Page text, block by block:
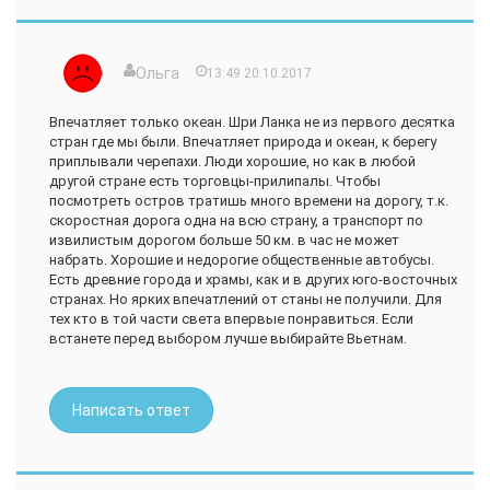
неприятные моменты и негатив, то могу сказать, что
выдающихся мест не слишком много, стоит посетить гору
Сигирия, фото прилагаю, сад специй, королевский
добычи драгоценных камней. В Коломбо есть зоопарк.
Можно покататься на слонах, посетить шоу с их участием,
есть слоновья ферма Пинавелла. Много обезьян, даже
слишком кое-где. В Индийском океане сильные волны,
будьте осторожны. Про отдых в Шри-ланке отзывы
немногочисленны - он не пользуется спросом у туристов.
Если вам по душе индийская культура, то тогда - возможно,
и на Цейлоне вам приглянется. Но если есть с чем
сравнивать, то в странах Европы отдыхать несравнимо
приятнее.
Ольга 13:49 20.10.2017
Впечатляет только океан. Шри Ланка не из первого десятка
стран где мы были. Впечатляет природа и океан, к берегу
приплывали черепахи. Люди хорошие, но как в любой
другой стране есть торговцы-прилипалы. Чтобы
посмотреть остров тратишь много времени на дорогу, т.к.
скоростная дорога одна на всю страну, а транспорт по
извилистым дорогом больше 50 км. в час не может
набрать. Хорошие и недорогие общественные автобусы.
Есть древние города и храмы, как и в других юго-восточных
странах. Но ярких впечатлений от станы не получили. Для
тех кто в той части света впервые понравиться. Если
встанете перед выбором лучше выбирайте Вьетнам.
Написать ответ